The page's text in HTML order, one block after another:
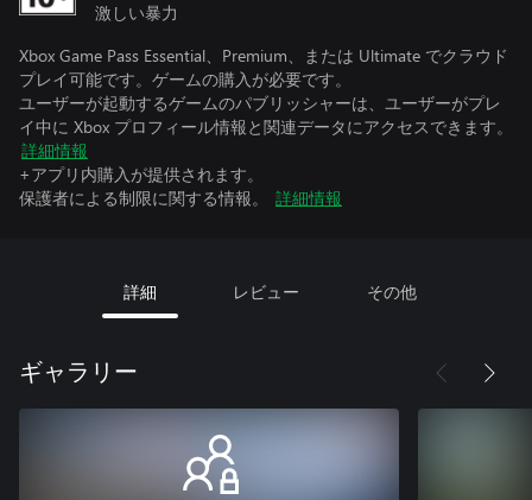
激しい暴力
Xbox Game Pass Essential、Premium、または Ultimate でクラウド
プレイ可能です。ゲームの購入が必要です。
ユーザーが起動するゲームのパブリッシャーは、ユーザーがプレ
イ中に Xbox プロフィール情報と関連データにアクセスできます。
詳細情報
+アプリ内購入が提供されます。
保護者による制限に関する情報。
詳細情報
詳細 レビュー その他
ギャラリー